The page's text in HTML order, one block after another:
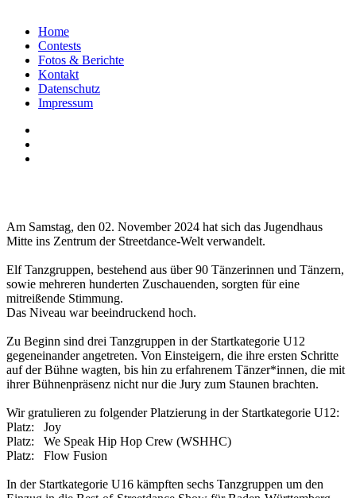
Home
Contests
Fotos & Berichte
Kontakt
Datenschutz
Impressum
Am Samstag, den 02. November 2024 hat sich das Jugendhaus
Mitte ins Zentrum der Streetdance-Welt verwandelt.
Elf Tanzgruppen, bestehend aus über 90 Tänzerinnen und Tänzern,
sowie mehreren hunderten Zuschauenden, sorgten für eine
mitreißende Stimmung.
Das Niveau war beeindruckend hoch.
Zu Beginn sind drei Tanzgruppen in der Startkategorie U12
gegeneinander angetreten. Von Einsteigern, die ihre ersten Schritte
auf der Bühne wagten, bis hin zu erfahrenem Tänzer*innen, die mit
ihrer Bühnenpräsenz nicht nur die Jury zum Staunen brachten.
Wir gratulieren zu folgender Platzierung in der Startkategorie U12:
Platz: Joy
Platz: We Speak Hip Hop Crew (WSHHC)
Platz: Flow Fusion
In der Startkategorie U16 kämpften sechs Tanzgruppen um den